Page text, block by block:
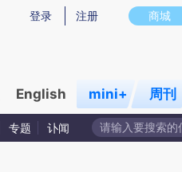
商城
登录 注册
English mini+ 周刊
专题 讣闻